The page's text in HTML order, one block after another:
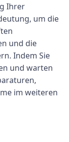
Ihrer
um die
und die
Indem Sie
und warten
im weiteren